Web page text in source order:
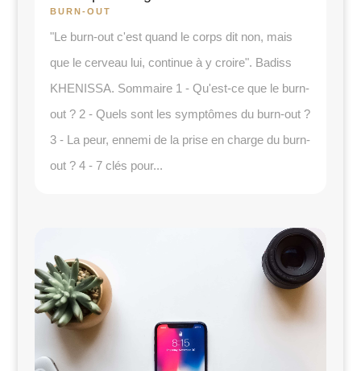
BURN-OUT
"Le burn-out c'est quand le corps dit non, mais
que le cerveau lui, continue à y croire". Badiss
KHENISSA. Sommaire 1 - Qu'est-ce que le burn-
out ? 2 - Quels sont les symptômes du burn-out ?
3 - La peur, ennemi de la prise en charge du burn-
out ? 4 - 7 clés pour...